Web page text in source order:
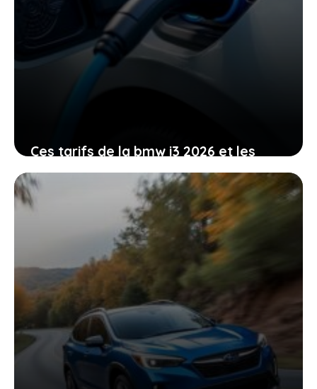
Ces tarifs de la bmw i3 2026 et les
commandes ouvertes pour changer
votre mobilité